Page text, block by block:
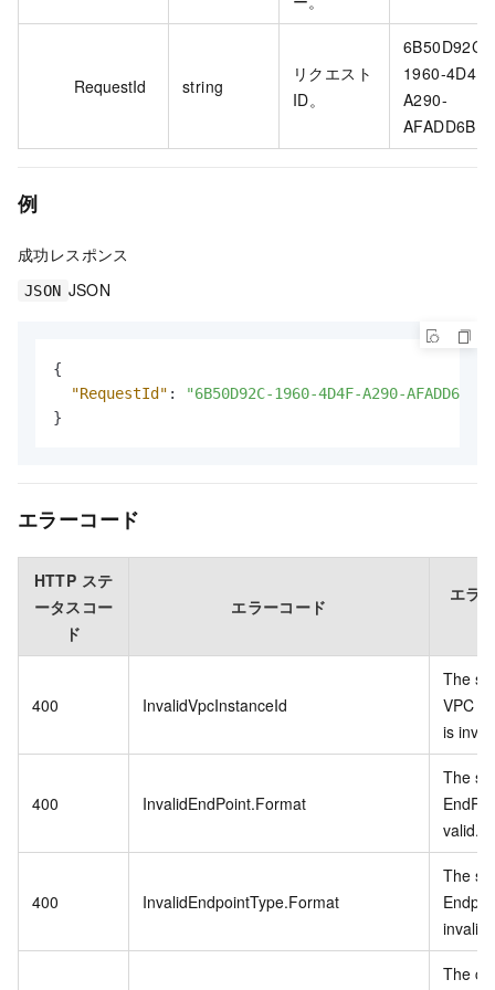
RequestId string
リクエスト
ID。
6B50D92C-
1960-4D4F-
A290-
例
成功レスポンス
JSON JSON
{
"RequestId" :
"6B50D92C-1960-4D4F-A290-
}
エラーコード
HTTP ステ
ータスコー
ド
エラーコード
エラ
400 InvalidVpcInstanceId
The
VPC
is
400 InvalidEndPoint.Format
The
valid.
400 InvalidEndpointType.Format
The
invalid.
The